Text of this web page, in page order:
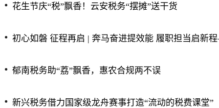
花生节庆“税”飘香！云安税务“摆摊”送干货
初心如磐 征程再启 | 奔马奋进提效能 履职担当启新程——云浮市税务局以“奔马行
郁南税务助“荔”飘香，惠农合规两不误
新兴税务借力国家级龙舟赛事打造“流动的税费课堂”